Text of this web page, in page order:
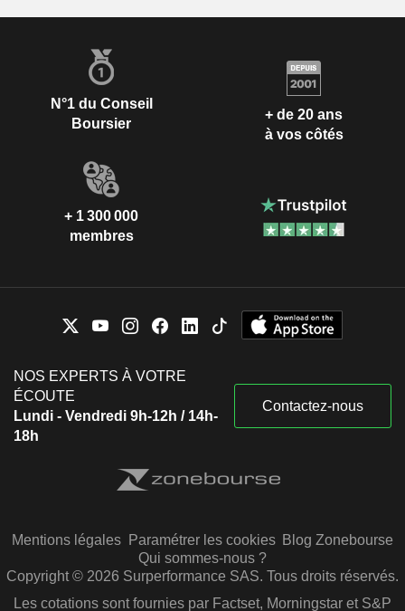
N°1 du Conseil
Boursier
+ de 20 ans
à vos côtés
+ 1 300 000
membres
NOS EXPERTS À VOTRE
ÉCOUTE
Lundi - Vendredi 9h-12h / 14h-
18h
Contactez-nous
Mentions légales Paramétrer les cookies Blog Zonebourse
Qui sommes-nous ?
Copyright © 2026 Surperformance SAS. Tous droits réservés.
Les cotations sont fournies par Factset, Morningstar et S&P